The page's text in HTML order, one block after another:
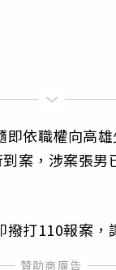
依職權向高
案，涉案張
打110報案，